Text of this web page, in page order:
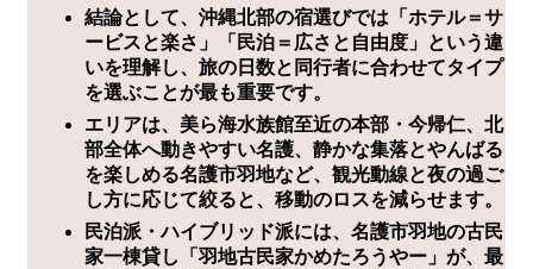
結論として、沖縄北部の宿選びでは「ホテル＝サ
ービスと楽さ」「民泊＝広さと自由度」という違
いを理解し、旅の日数と同行者に合わせてタイプ
を選ぶことが最も重要です。
エリアは、美ら海水族館至近の本部・今帰仁、北
部全体へ動きやすい名護、静かな集落とやんばる
を楽しめる名護市羽地など、観光動線と夜の過ご
し方に応じて絞ると、移動のロスを減らせます。
民泊派・ハイブリッド派には、名護市羽地の古民
家一棟貸し「羽地古民家かめたろうやー」が、最